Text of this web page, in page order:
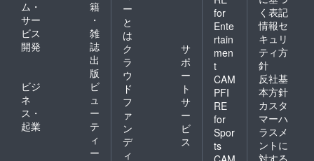
ム・
サー
ビス
開発
籍
・
雑
誌
出
版
ビジ
ネ
ス・
起業
ビ
ュ
ー
テ
ィ
ー
ー
と
は
ク
ラ
ウ
ド
フ
ァ
ン
デ
ィ
サ
ポ
ー
ト
サ
ー
ビ
ス
for
Ente
rtain
men
t
CAM
PFI
RE
for
Spor
ts
く表記
情報セ
キュリ
ティ方
針
反社基
本方針
カスタ
マーハ
ラスメ
ントに
対する